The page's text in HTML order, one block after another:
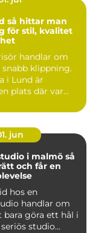
för stil, kvalitet
handlar om
snabb klippning.
i Lund är
plats där var...
jun
i malmö så
och får en
hos en
handlar om
bara göra ett hål i
studio...